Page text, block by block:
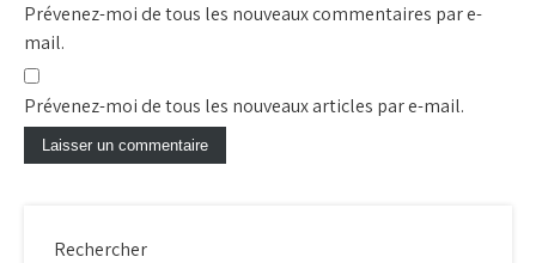
Prévenez-moi de tous les nouveaux commentaires par e-
mail.
Prévenez-moi de tous les nouveaux articles par e-mail.
Rechercher